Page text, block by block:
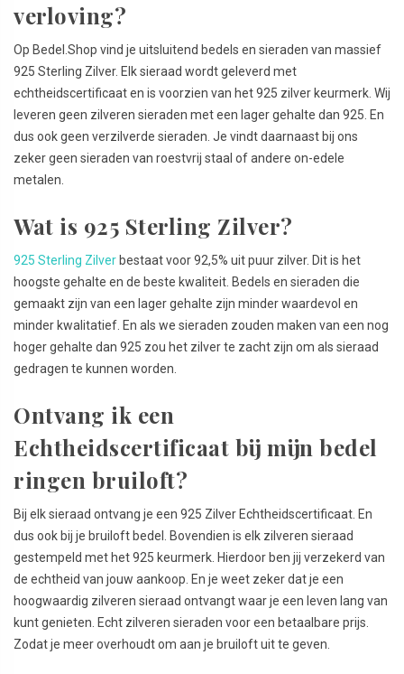
verloving?
Op Bedel.Shop vind je uitsluitend bedels en sieraden van massief
925 Sterling Zilver. Elk sieraad wordt geleverd met
echtheidscertificaat en is voorzien van het 925 zilver keurmerk. Wij
leveren geen zilveren sieraden met een lager gehalte dan 925. En
dus ook geen verzilverde sieraden. Je vindt daarnaast bij ons
zeker geen sieraden van roestvrij staal of andere on-edele
metalen.
Wat is 925 Sterling Zilver?
925 Sterling Zilver bestaat voor 92,5% uit puur zilver. Dit is het
hoogste gehalte en de beste kwaliteit. Bedels en sieraden die
gemaakt zijn van een lager gehalte zijn minder waardevol en
minder kwalitatief. En als we sieraden zouden maken van een nog
hoger gehalte dan 925 zou het zilver te zacht zijn om als sieraad
gedragen te kunnen worden.
Ontvang ik een
Echtheidscertificaat bij mijn bedel
ringen bruiloft?
Bij elk sieraad ontvang je een 925 Zilver Echtheidscertificaat. En
dus ook bij je bruiloft bedel. Bovendien is elk zilveren sieraad
gestempeld met het 925 keurmerk. Hierdoor ben jij verzekerd van
de echtheid van jouw aankoop. En je weet zeker dat je een
hoogwaardig zilveren sieraad ontvangt waar je een leven lang van
kunt genieten. Echt zilveren sieraden voor een betaalbare prijs.
Zodat je meer overhoudt om aan je bruiloft uit te geven.